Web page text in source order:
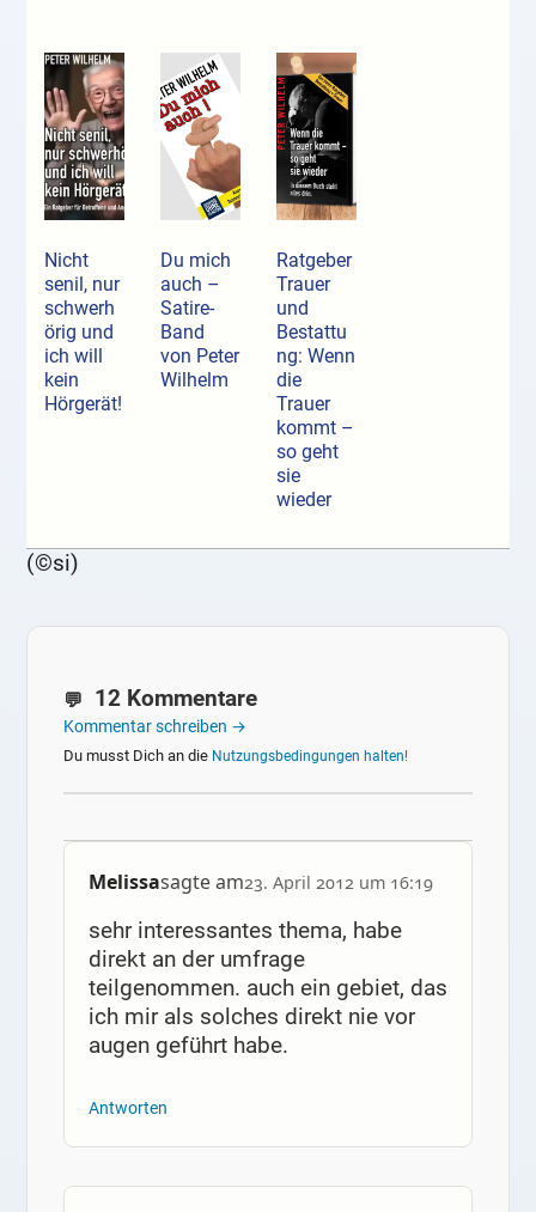
Nicht
senil, nur
schwerh
örig und
ich will
kein
Hörgerät!
Du mich
auch –
Satire-
Band
von Peter
Wilhelm
Ratgeber
Trauer
und
Bestattu
ng: Wenn
die
Trauer
kommt –
so geht
sie
wieder
(©si)
12 Kommentare
Kommentar schreiben →
Du musst Dich an die Nutzungsbedingungen halten!
Melissasagte am23. April 2012 um 16:19
sehr interessantes thema, habe
direkt an der umfrage
teilgenommen. auch ein gebiet, das
ich mir als solches direkt nie vor
augen geführt habe.
Antworten